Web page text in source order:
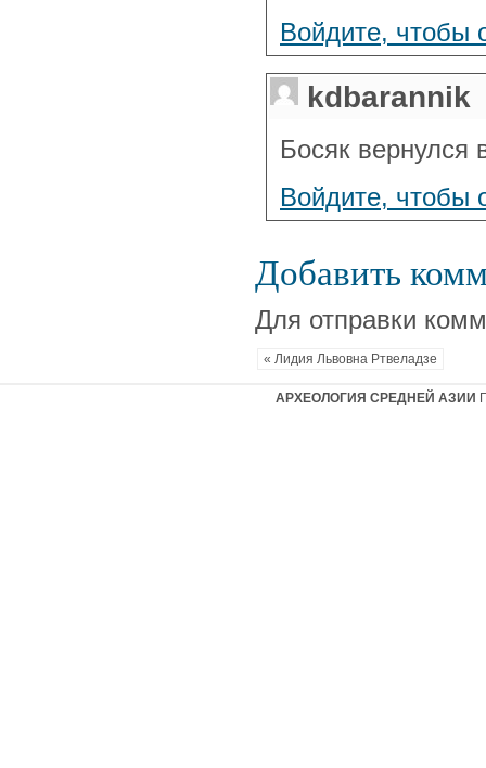
Войдите, чтобы
kdbarannik
Босяк
Войдите, чтобы
Добавить
Для отправки
« Лидия Львовна Ртвеладзе
АРХЕОЛОГИЯ СРЕДНЕЙ АЗИИ